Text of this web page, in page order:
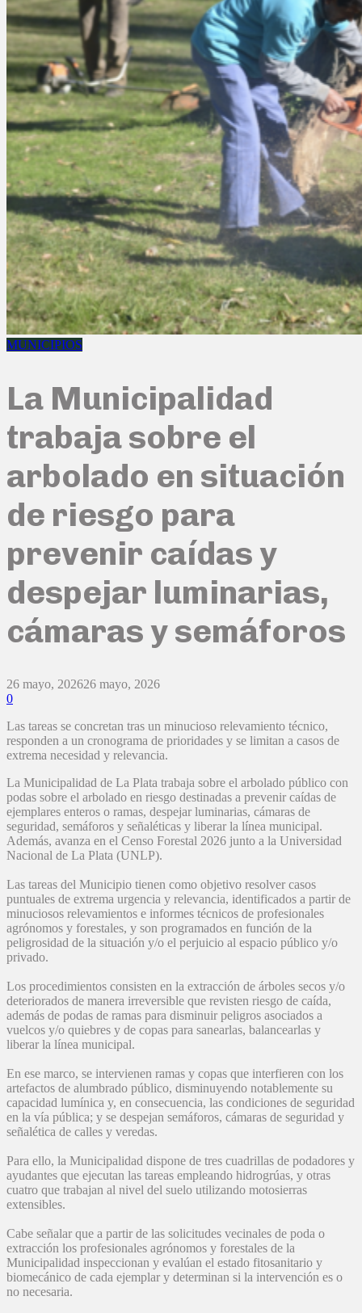
MUNICIPIOS
La Municipalidad
trabaja sobre el
arbolado en situación
de riesgo para
prevenir caídas y
despejar luminarias,
cámaras y semáforos
26 mayo, 202626 mayo, 2026
0
Las tareas se concretan tras un minucioso relevamiento técnico,
responden a un cronograma de prioridades y se limitan a casos de
extrema necesidad y relevancia.
La Municipalidad de La Plata trabaja sobre el arbolado público con
podas sobre el arbolado en riesgo destinadas a prevenir caídas de
ejemplares enteros o ramas, despejar luminarias, cámaras de
seguridad, semáforos y señaléticas y liberar la línea municipal.
Además, avanza en el Censo Forestal 2026 junto a la Universidad
Nacional de La Plata (UNLP).
Las tareas del Municipio tienen como objetivo resolver casos
puntuales de extrema urgencia y relevancia, identificados a partir de
minuciosos relevamientos e informes técnicos de profesionales
agrónomos y forestales, y son programados en función de la
peligrosidad de la situación y/o el perjuicio al espacio público y/o
privado.
Los procedimientos consisten en la extracción de árboles secos y/o
deteriorados de manera irreversible que revisten riesgo de caída,
además de podas de ramas para disminuir peligros asociados a
vuelcos y/o quiebres y de copas para sanearlas, balancearlas y
liberar la línea municipal.
En ese marco, se intervienen ramas y copas que interfieren con los
artefactos de alumbrado público, disminuyendo notablemente su
capacidad lumínica y, en consecuencia, las condiciones de seguridad
en la vía pública; y se despejan semáforos, cámaras de seguridad y
señalética de calles y veredas.
Para ello, la Municipalidad dispone de tres cuadrillas de podadores y
ayudantes que ejecutan las tareas empleando hidrogrúas, y otras
cuatro que trabajan al nivel del suelo utilizando motosierras
extensibles.
Cabe señalar que a partir de las solicitudes vecinales de poda o
extracción los profesionales agrónomos y forestales de la
Municipalidad inspeccionan y evalúan el estado fitosanitario y
biomecánico de cada ejemplar y determinan si la intervención es o
no necesaria.